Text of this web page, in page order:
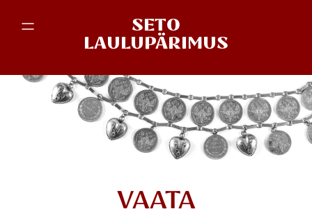
SETO
LAULUPÄRIMUS
VAATA